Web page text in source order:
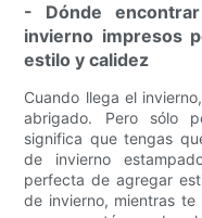
- Dónde
invierno impresos
estilo y calidez
Cuando llega el
abrigado. Pero sólo
significa que tengas
de invierno
perfecta de agregar
de invierno, mientras